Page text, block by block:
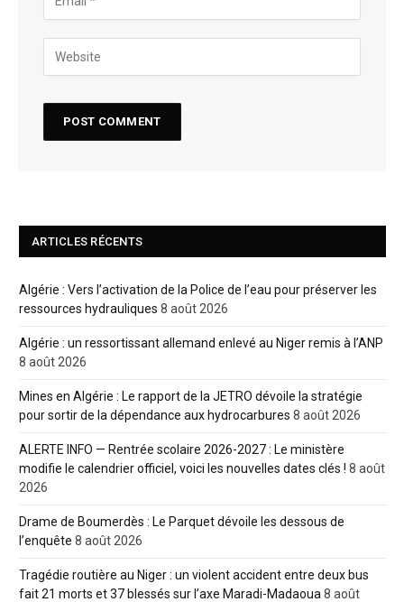
ARTICLES RÉCENTS
Algérie : Vers l’activation de la Police de l’eau pour préserver les
ressources hydrauliques 8 août 2026
Algérie : un ressortissant allemand enlevé au Niger remis à l’ANP
8 août 2026
Mines en Algérie : Le rapport de la JETRO dévoile la stratégie
pour sortir de la dépendance aux hydrocarbures 8 août 2026
ALERTE INFO — Rentrée scolaire 2026-2027 : Le ministère
modifie le calendrier officiel, voici les nouvelles dates clés ! 8 août
2026
Drame de Boumerdès : Le Parquet dévoile les dessous de
l’enquête 8 août 2026
Tragédie routière au Niger : un violent accident entre deux bus
fait 21 morts et 37 blessés sur l’axe Maradi-Madaoua8 août